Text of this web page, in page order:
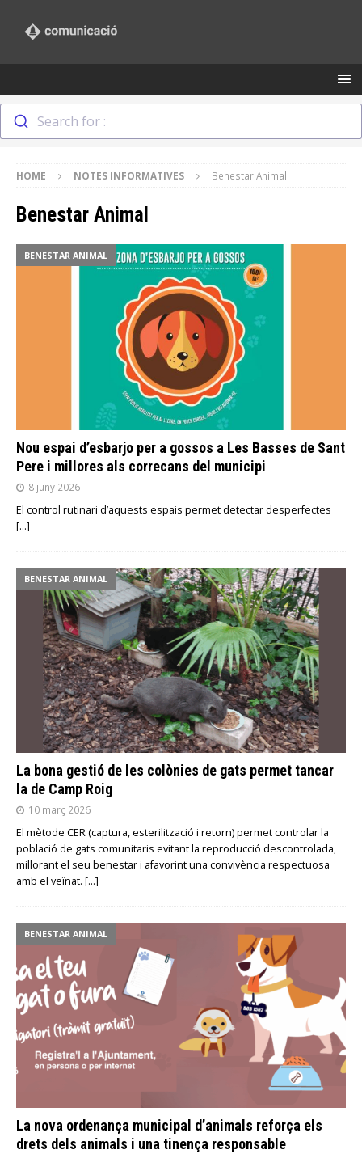
Search for :
HOME NOTES INFORMATIVES Benestar Animal
Benestar Animal
BENESTAR ANIMAL
Nou espai d’esbarjo per a gossos a Les Basses de Sant
Pere i millores als correcans del municipi
8 juny 2026
El control rutinari d’aquests espais permet detectar desperfectes
[…]
BENESTAR ANIMAL
La bona gestió de les colònies de gats permet tancar
la de Camp Roig
10 març 2026
El mètode CER (captura, esterilització i retorn) permet controlar la
població de gats comunitaris evitant la reproducció descontrolada,
millorant el seu benestar i afavorint una convivència respectuosa
amb el veïnat. […]
BENESTAR ANIMAL
La nova ordenança municipal d’animals reforça els
drets dels animals i una tinença responsable